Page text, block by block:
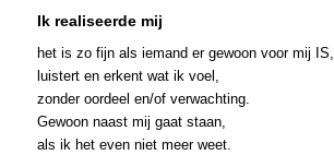
Ik realiseerde mij
het is zo fijn als iemand er gewoon voor mij IS,
luistert en erkent wat ik voel,
zonder oordeel en/of verwachting.
Gewoon naast mij gaat staan,
als ik het even niet meer weet.